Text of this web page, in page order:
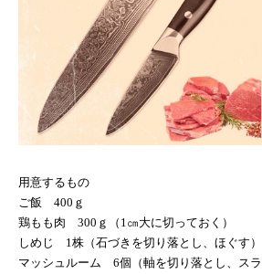
用意するもの
ご飯 400 ｇ
鶏もも肉 300 ｇ（ 1 ㎝大に切っておく）
しめじ 1 株（石づきを切り落とし、ほぐす）
マッシュルーム 6個（軸を切り落とし、スラ